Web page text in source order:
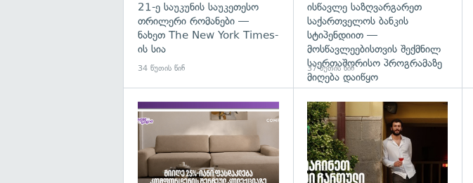
21-ე საუკუნის საუკეთესო
თრილერი რომანები —
ნახეთ The New York Times-
ის სია
34 წუთის წინ
ისწავლე საზღვარგარეთ
საქართველოს ბანკის
სტიპენდიით —
მოსწავლეებისთვის შექმნილ
საერთაშორისო პროგრამაზე
მიღება დაიწყო
37 წუთის წინ